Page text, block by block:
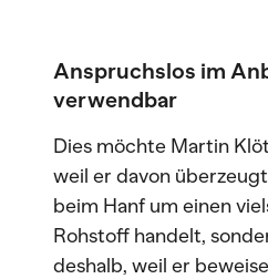
Anspruchslos im
verwendbar
Dies möchte Martin
weil er davon
beim Hanf um einen
Rohstoff handelt,
deshalb, weil er